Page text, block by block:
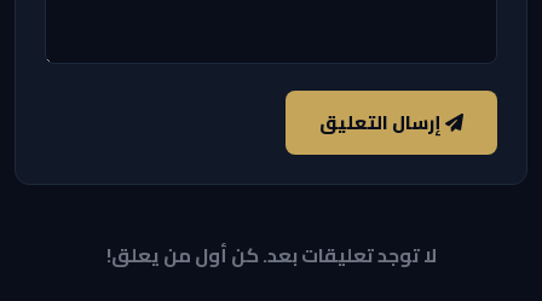
إرسال التعليق
لا توجد تعليقات بعد. كن أول من يعلق!